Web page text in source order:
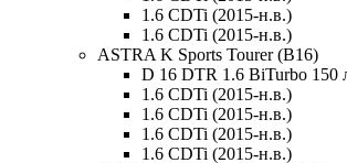
1.6 CDTi (2015-н.в.)
1.6 CDTi (2015-н.в.)
ASTRA K Sports Tourer (B16)
D 16 DTR 1.6 BiTurbo 150
1.6 CDTi (2015-н.в.)
1.6 CDTi (2015-н.в.)
1.6 CDTi (2015-н.в.)
1.6 CDTi (2015-н.в.)